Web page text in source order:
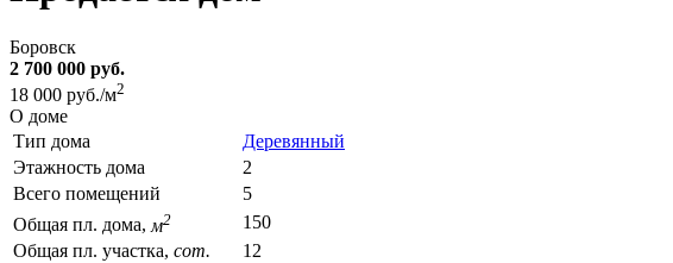
Боровск
2 700 000 руб.
18 000 руб./м2
О доме
Тип дома
Деревянный
Этажность дома
2
Всего помещений
5
Общая пл. дома, м2
150
Общая пл. участка, сот.
12